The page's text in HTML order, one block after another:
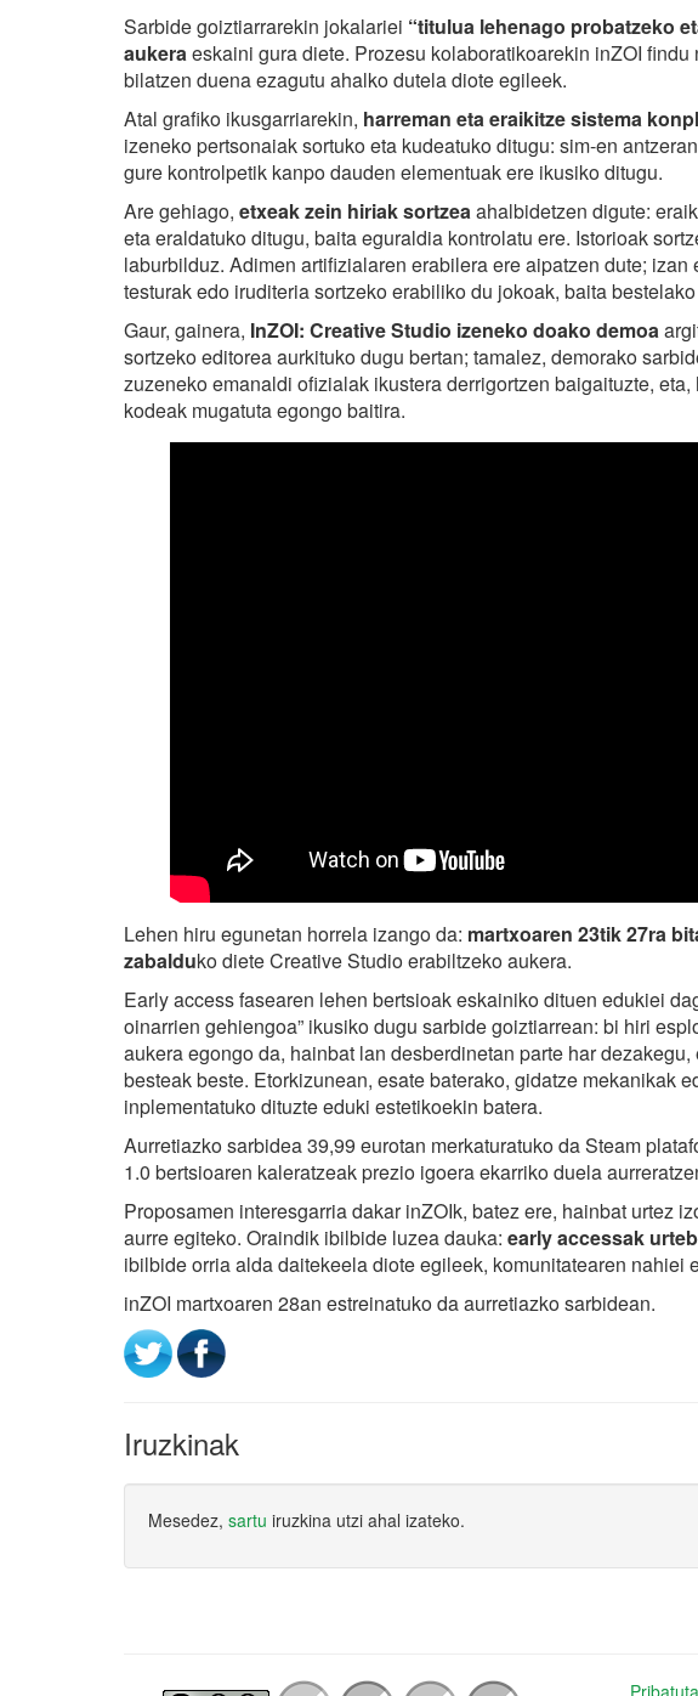
Sarbide goiztiarrarekin jokalariei “titulua lehenago probatzeko
aukeraeskaini gura diete. Prozesu kolaboratikoarekin inZOI
bilatzen duena ezagutu ahalko dutela diote egileek.
Atal grafiko ikusgarriarekin, harreman eta eraikitze sistema
izeneko pertsonaiak sortuko eta kudeatuko ditugu: sim-en
gure kontrolpetik kanpo dauden elementuak ere ikusiko ditugu.
Are gehiago, etxeak zein hiriak sortzeaahalbidetzen digute:
eta eraldatuko ditugu, baita eguraldia kontrolatu ere. Istorioak
laburbilduz. Adimen artifizialaren erabilera ere aipatzen dute;
testurak edo iruditeria sortzeko erabiliko du jokoak, baita
Gaur, gainera, InZOI: Creative Studio izeneko doako demoa
sortzeko editorea aurkituko dugu bertan; tamalez, demorako
zuzeneko emanaldi ofizialak ikustera derrigortzen baigaituzte,
kodeak mugatuta egongo baitira.
Lehen hiru egunetan horrela izango da: martxoaren 23tik 27ra
zabalduko diete Creative Studio erabiltzeko aukera.
Early access fasearen lehen bertsioak eskainiko dituen edukiei
oinarrien gehiengoa” ikusiko dugu sarbide goiztiarrean: bi hiri
aukera egongo da, hainbat lan desberdinetan parte har
besteak beste. Etorkizunean, esate baterako, gidatze mekanikak
inplementatuko dituzte eduki estetikoekin batera.
Aurretiazko sarbidea 39,99 eurotan merkaturatuko da Steam
1.0 bertsioaren kaleratzeak prezio igoera ekarriko duela
Proposamen interesgarria dakar inZOIk, batez ere, hainbat urtez
aurre egiteko. Oraindik ibilbide luzea dauka: early accessak
ibilbide orria alda daitekeela diote egileek, komunitatearen nahiei
inZOI martxoaren 28an estreinatuko da aurretiazko sarbidean.
Iruzkinak
Mesedez, sartu iruzkina utzi ahal izateko.